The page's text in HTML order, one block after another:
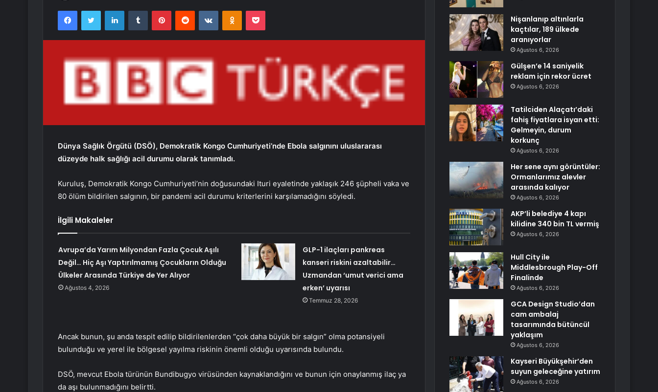
FacebookTwitter LinkedInTumblr PinterestReddit VKontakteOdnoklassniki
Pocket
Dünya Sağlık Örgütü (DSÖ), Demokratik Kongo Cumhuriyeti’nde Ebola salgınını uluslararası
düzeyde halk sağlığı acil durumu olarak tanımladı.
Kuruluş, Demokratik Kongo Cumhuriyeti’nin doğusundaki Ituri eyaletinde yaklaşık 246 şüpheli vaka ve
80 ölüm bildirilen salgının, bir pandemi acil durumu kriterlerini karşılamadığını söyledi.
İlgili Makaleler
Avrupa’da Yarım Milyondan Fazla Çocuk Aşılı
Değil… Hiç Aşı Yaptırılmamış Çocukların Olduğu
Ülkeler Arasında Türkiye de Yer Alıyor
Ağustos 4, 2026
GLP-1 ilaçları pankreas
kanseri riskini azaltabilir…
Uzmandan ‘umut verici ama
erken’ uyarısı
Temmuz 28, 2026
Ancak bunun, şu anda tespit edilip bildirilenlerden “çok daha büyük bir salgın” olma potansiyeli
bulunduğu ve yerel ile bölgesel yayılma riskinin önemli olduğu uyarısında bulundu.
DSÖ, mevcut Ebola türünün Bundibugyo virüsünden kaynaklandığını ve bunun için onaylanmış ilaç ya
da aşı bulunmadığını belirtti.
Nişanlanıp altınlarla
kaçtılar, 189 ülkede
aranıyorlar
Ağustos 6, 2026
Gülşen’e 14 saniyelik
reklam için rekor ücret
Ağustos 6, 2026
Tatilciden Alaçatı’daki
fahiş fiyatlara isyan etti:
Gelmeyin, durum
korkunç
Ağustos 6, 2026
Her sene aynı görüntüler:
Ormanlarımız alevler
arasında kalıyor
Ağustos 6, 2026
AKP’li belediye 4 kapı
kilidine 340 bin TL vermiş
Ağustos 6, 2026
Hull City ile
Middlesbrough Play-Off
Finalinde
Ağustos 6, 2026
GCA Design Studio’dan
cam ambalaj
tasarımında bütüncül
yaklaşım
Ağustos 6, 2026
Kayseri Büyükşehir’den
suyun geleceğine yatırım
Ağustos 6, 2026